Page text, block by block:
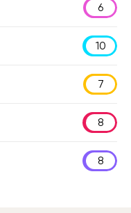
6
10
7
8
8